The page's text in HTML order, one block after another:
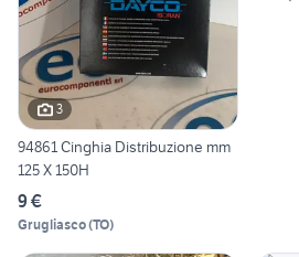
3
94861 Cinghia Distribuzione mm
125 X 150H
9 €
Grugliasco(TO)